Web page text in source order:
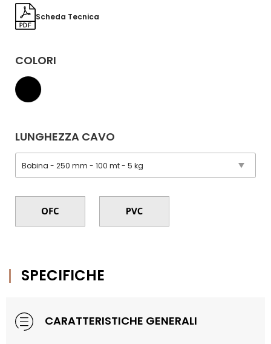
Scheda Tecnica
COLORI
LUNGHEZZA CAVO
SPECIFICHE
CARATTERISTICHE GENERALI